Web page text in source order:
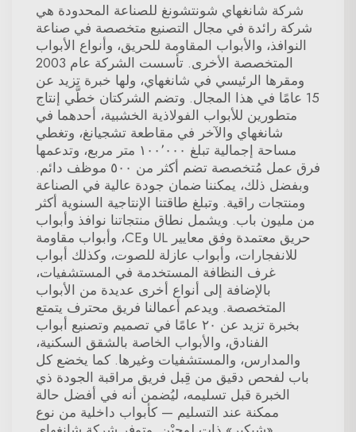
شركة شانغهاي شونتشونغ للصناعة المحدودة هي
شركة رائدة في مجال التصنيع متخصصة في صناعة
النوافذ، والأبواب المقاومة للحريق، وأنواع الأبواب
المتخصصة الأخرى. تأسست الشركة عام 2003
ومقرها الرئيسي في شانغهاي، ولها خبرة تزيد عن
15 عامًا في هذا المجال. وتضم الشركتان خطَّي إنتاج
متطورين للأبواب الفولاذية الخشبية، أحدهما في
شانغهاي والآخر في مقاطعة تشجيانغ، وتغطي
مساحة إجمالية تبلغ ١٠٠٬٠٠٠ متر مربع، وتدعمها
فرق عمل مُتخصصة تضم أكثر من ٥٠٠ موظف دائم.
وبفضل ذلك، يمكننا ضمان جودة عالية في الصناعة
ومنتجات راقية. وتبلغ طاقتنا الإنتاجية السنوية أكثر
من مليون باب. ويشمل نطاق منتجاتنا نوافذ وأبواب
حريق معتمدة وفق معايير UL وCE، وأبواب مقاومة
للانفجارات، وأبواب عازلة للصوت، وكذلك أبواب
غرف النظافة المستخدمة في المستشفيات،
بالإضافة إلى أنواع أخرى عديدة من الأبواب
المتخصصة. ويدعم أعمالنا فريق محترف يتمتع
بخبرة تزيد عن ٢٠ عامًا في تصميم وتصنيع أبواب
الفنادق، والأبواب الخاصة بالشقق السكنية،
والمدارس، والمستشفيات وغيرها. كما يخضع كل
باب لفحص دقيق من قِبل فريق مراقبة الجودة ذي
الخبرة قبل تسليمه، ليُضمن أنه في أفضل حالة
ممكنة عند التسليم — كأبواب داخلية من نوع